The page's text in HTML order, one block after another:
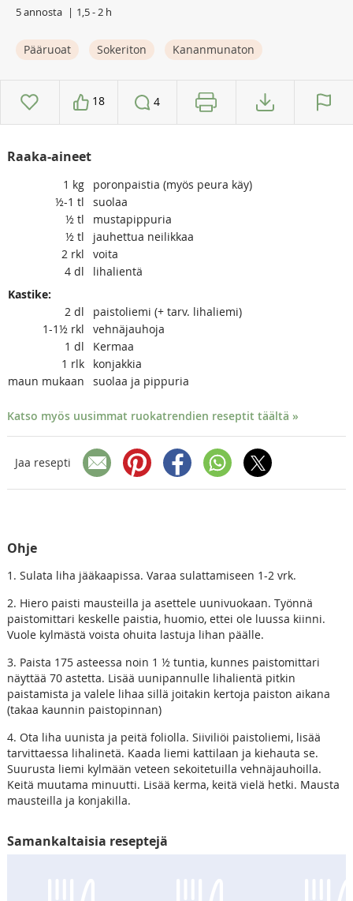
5 annosta 1,5 - 2 h
Pääruoat Sokeriton Kananmunaton
18 4
Raaka-aineet
1 kg
poronpaistia (myös peura käy)
½-1 tl
suolaa
½ tl
mustapippuria
½ tl
jauhettua neilikkaa
2 rkl
voita
4 dl
lihalientä
Kastike:
2 dl
paistoliemi (+ tarv. lihaliemi)
1-1½ rkl
vehnäjauhoja
1 dl
Kermaa
1 rlk
konjakkia
maun mukaan
suolaa ja pippuria
Katso myös uusimmat ruokatrendien reseptit täältä »
Jaa resepti
Ohje
1. Sulata liha jääkaapissa. Varaa sulattamiseen 1-2 vrk.
2. Hiero paisti mausteilla ja asettele uunivuokaan. Työnnä
paistomittari keskelle paistia, huomio, ettei ole luussa kiinni.
Vuole kylmästä voista ohuita lastuja lihan päälle.
3. Paista 175 asteessa noin 1 ½ tuntia, kunnes paistomittari
näyttää 70 astetta. Lisää uunipannulle lihalientä pitkin
paistamista ja valele lihaa sillä joitakin kertoja paiston aikana
(takaa kaunnin paistopinnan)
4. Ota liha uunista ja peitä foliolla. Siiviliöi paistoliemi, lisää
tarvittaessa lihalinetä. Kaada liemi kattilaan ja kiehauta se.
Suurusta liemi kylmään veteen sekoitetuilla vehnäjauhoilla.
Keitä muutama minuutti. Lisää kerma, keitä vielä hetki. Mausta
mausteilla ja konjakilla.
Samankaltaisia reseptejä